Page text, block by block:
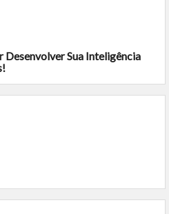
Desenvolver Sua Inteligência